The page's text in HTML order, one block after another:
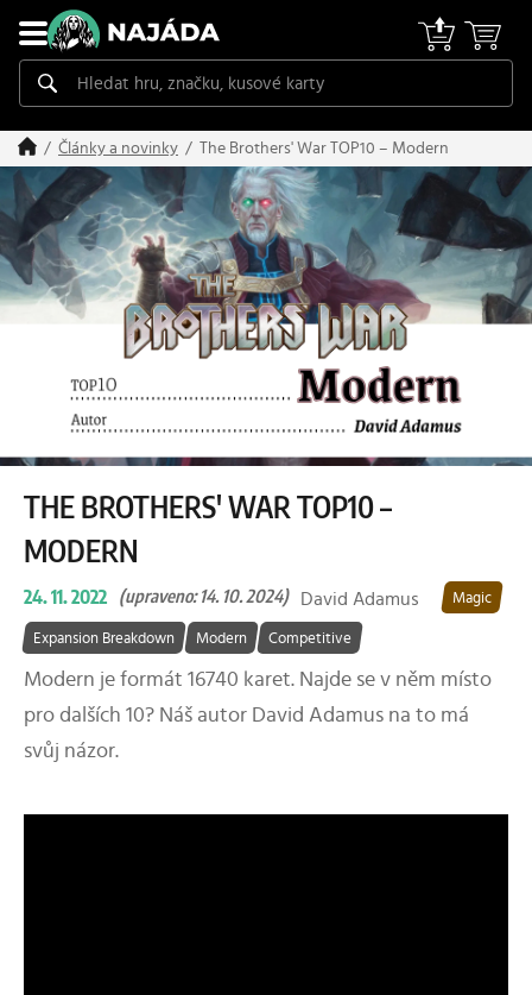
Články a novinky The Brothers' War TOP10 – Modern
THE BROTHERS' WAR TOP10 –
MODERN
24. 11. 2022 (upraveno: 14. 10. 2024) David Adamus Magic
Expansion Breakdown Modern Competitive
Modern je formát 16740 karet. Najde se v něm místo
pro dalších 10? Náš autor David Adamus na to má
svůj názor.